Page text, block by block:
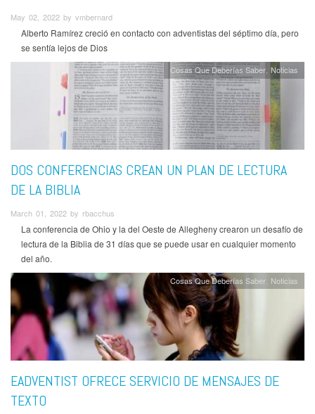
May 02, 2022 by vmbernard
Alberto Ramírez creció en contacto con adventistas del séptimo día, pero
se sentía lejos de Dios
Cosas Que Deberías Saber Noticias
DOS CONFERENCIAS CREAN UN PLAN DE LECTURA
DE LA BIBLIA
March 01, 2022 by rbacchus
La conferencia de Ohio y la del Oeste de Allegheny crearon un desafío de
lectura de la Biblia de 31 días que se puede usar en cualquier momento
del año.
Cosas Que Deberías Saber Noticias
EADVENTIST OFRECE SERVICIO DE MENSAJES DE
TEXTO